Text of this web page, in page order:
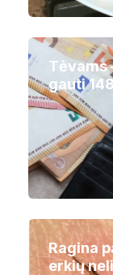
Tėvams
gauti
Ragina
erkių